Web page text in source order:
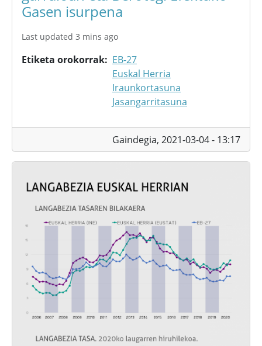
Gasen isurpena
Last updated 3 mins ago
Etiketa orokorrak
EB-27
Euskal Herria
Iraunkortasuna
Jasangarritasuna
Gaindegia, 2021-03-04 - 13:17